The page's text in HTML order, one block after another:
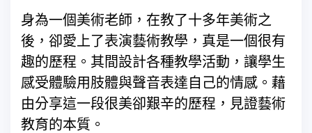
身為一個美術老師，在教了十多年美術之
後，卻愛上了表演藝術教學，真是一個很有
趣的歷程。其間設計各種教學活動，讓學生
感受體驗用肢體與聲音表達自己的情感。藉
由分享這一段很美卻艱辛的歷程，見證藝術
教育的本質。